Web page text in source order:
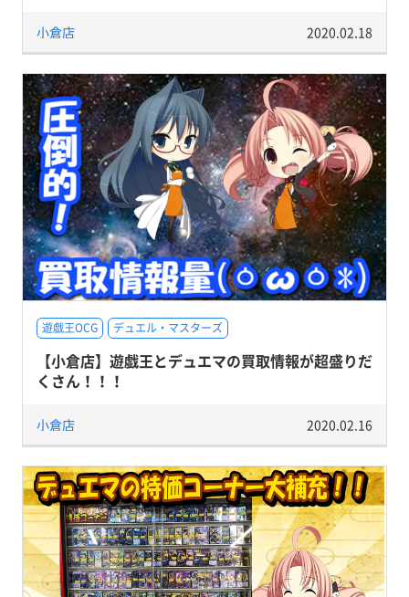
小倉店 2020.02.18
遊戯王OCG デュエル・マスターズ
【小倉店】遊戯王とデュエマの買取情報が超盛りだ
くさん！！！
小倉店 2020.02.16